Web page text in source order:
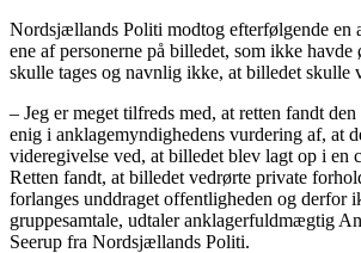
Nordsjællands Politi modtog efterfølgende en
ene af personerne på billedet, som ikke havde
skulle tages og navnlig ikke, at billedet skulle
– Jeg er meget tilfreds med, at retten fandt
enig i anklagemyndighedens vurdering af, at
videregivelse ved, at billedet blev lagt op i en
Retten fandt, at billedet vedrørte private
forlanges unddraget offentligheden og derfor
gruppesamtale, udtaler anklagerfuldmægtig
Seerup fra Nordsjællands Politi.